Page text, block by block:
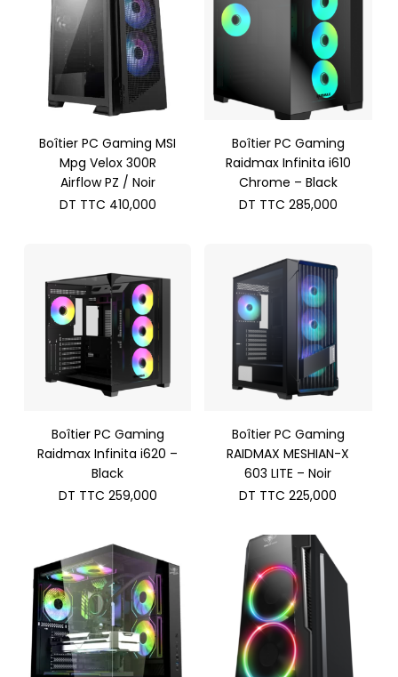
Boîtier PC Gaming MSI
Mpg Velox 300R
Airflow PZ / Noir
DT TTC 410,000
Boîtier PC Gaming
Raidmax Infinita i610
Chrome – Black
DT TTC 285,000
Boîtier PC Gaming
Raidmax Infinita i620 –
Black
DT TTC 259,000
Boîtier PC Gaming
RAIDMAX MESHIAN-X
603 LITE – Noir
DT TTC 225,000